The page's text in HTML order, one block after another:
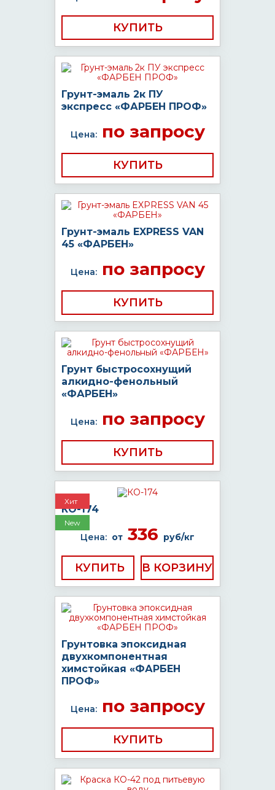
КУПИТЬ
Грунт-эмаль 2к ПУ
экспресс «ФАРБЕН ПРОФ»
Цена:по запросу
КУПИТЬ
Грунт-эмаль EXPRESS VAN
45 «ФАРБЕН»
Цена:по запросу
КУПИТЬ
Грунт быстросохнущий
алкидно-фенольный
«ФАРБЕН»
Цена:по запросу
КУПИТЬ
Хит
New
КО-174
Цена: от 336 руб/кг
КУПИТЬ
Грунтовка эпоксидная
двухкомпонентная
химстойкая «ФАРБЕН
ПРОФ»
Цена:по запросу
КУПИТЬ